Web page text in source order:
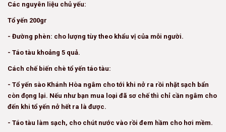
Các nguyên liệu chủ yếu:
Tổ yến 200gr
- Đường phèn: cho lượng tùy theo khẩu vị của mỗi người.
- Táo tàu khoảng 5 quả.
Cách chế biến chè tổ yến táo tàu:
- Tổ yến sào Khánh Hòa ngâm cho tới khi nở ra rồi nhặt sạch bẩn
còn đọng lại. Nếu như bạn mua loại đã sơ chế thì chỉ cần ngâm cho
đến khi tổ yến nở hết ra là được.
- Táo tàu làm sạch, cho chút nước vào rồi đem hầm cho hơi mềm.